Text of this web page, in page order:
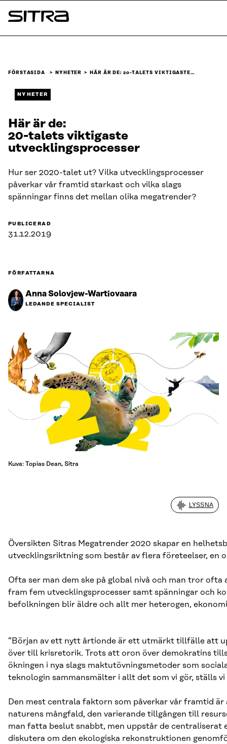
Skip to
content
Sitra
FÖRSTASIDA NYHETER HÄR ÄR DE: 20-TALETS VIKTIGASTE…
NYHETER
Här är de:
20-talets viktigaste
utvecklingsprocesser
Hur ser 2020-talet ut? Vilka utvecklingsprocesser
påverkar vår framtid starkast och vilka slags
spänningar finns det mellan olika megatrender?
PUBLICERAD
31.12.2019
FÖRFATTARNA
Anna Solovjew-Wartiovaara
LEDANDE SPECIALIST
Kuva: Topias Dean, Sitra
LYSSNA
Översikten Sitras Megatrender 2020 skapar en
utvecklingsriktning som består av flera företeelser, en
Ofta ser man dem ske på global nivå och man tror
fram fem utvecklingsprocesser samt spänningar och
befolkningen blir äldre och allt mer heterogen,
”Början av ett nytt årtionde är ett utmärkt tillfälle att
över till krisretorik. Trots att oron över demokratins
ökningen i nya slags maktutövningsmetoder som
teknologin sammansmälter i allt det som vi gör, ställs
Den mest centrala faktorn som påverkar vår framtid
naturens mångfald, den varierande tillgången till
man fatta beslut snabbt, men uppstår de centraliserat
diskutera om den ekologiska rekonstruktionen